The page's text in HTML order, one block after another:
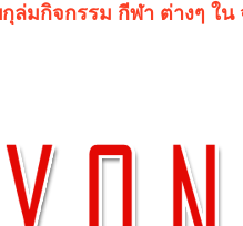
ล่มกิจกรรม กีฬา ต่างๆ ใน